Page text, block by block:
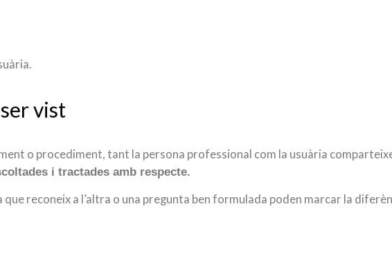
vist
o procediment, tant la persona professional com la usuària
i tractades amb respecte.
que reconeix a l’altra o una pregunta ben formulada poden marcar la